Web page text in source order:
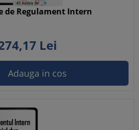
de Regulament Intern
17 Lei
Adauga in cos